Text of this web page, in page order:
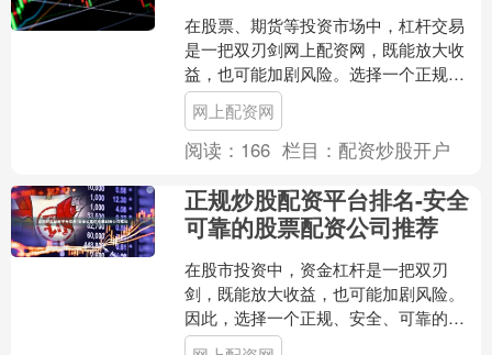
在股票、期货等投资市场中，杠杆交易
是一把双刃剑网上配资网，既能放大收
益，也可能加剧风险。选择一个正规、
安全、可靠的配资平台，是投资者控制
风险、保障资金安全的第一....
网上配资网
阅读： 166 栏目： 配资炒股开户
正规炒股配资平台排名-安全
可靠的股票配资公司推荐
在股市投资中，资金杠杆是一把双刃
剑，既能放大收益，也可能加剧风险。
因此，选择一个正规、安全、可靠的炒
股配资平台至关重要。本文将为您梳理